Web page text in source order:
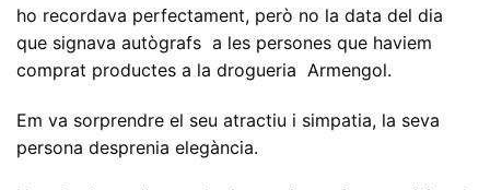
ho recordava perfectament, però no la data del dia
que signava autògrafs a les persones que haviem
comprat productes a la drogueria Armengol.
Em va sorprendre el seu atractiu i simpatia, la seva
persona desprenia elegància.